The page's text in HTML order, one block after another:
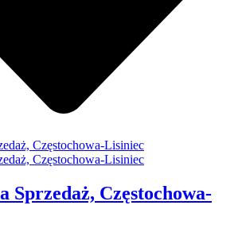
Sprzedaż, Częstochowa-